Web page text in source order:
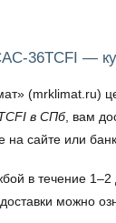
36TCFI —
(mrklimat.ru)
в СПб, вам
сайте или
в течение
можно